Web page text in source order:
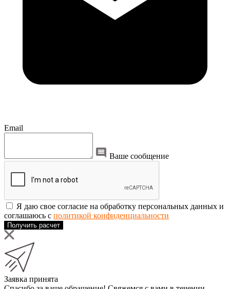
Email
Ваше сообщение
Я даю свое согласие на обработку персональных данных и
соглашаюсь с политикой конфиденциальности
Получить расчет
Заявка принята